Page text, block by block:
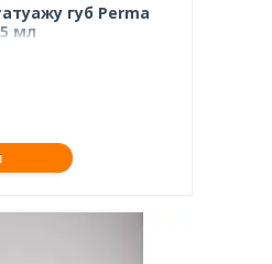
губ Perma
мл